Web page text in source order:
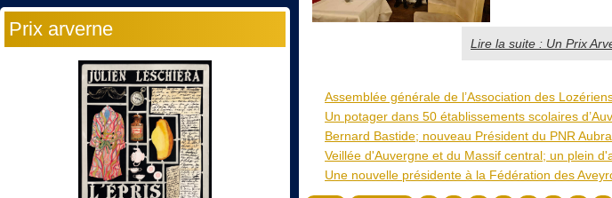
Prix arverne
Lire la suite : Un Prix
Assemblée générale de l’Association des
Un potager dans 50 établissements scolaires
Bernard Bastide; nouveau Président du PNR
Veillée d'Auvergne et du Massif central; un plein
Une nouvelle présidente à la Fédération des